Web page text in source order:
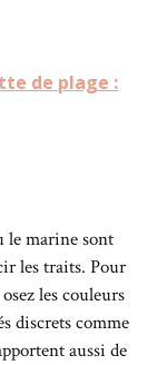
de plage :
le marine sont
les traits. Pour
les couleurs
discrets comme
aussi de